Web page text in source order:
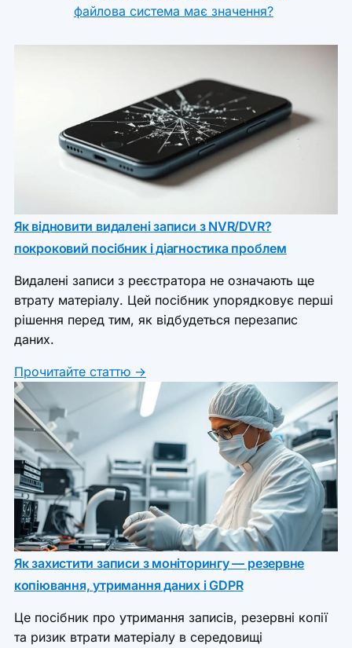
файлова система має значення?
Як відновити видалені записи з NVR/DVR?
покроковий посібник і діагностика проблем
Видалені записи з реєстратора не означають ще
втрату матеріалу. Цей посібник упорядковує перші
рішення перед тим, як відбудеться перезапис
даних.
Прочитайте статтю →
Як захистити записи з моніторингу — резервне
копіювання, утримання даних і GDPR
Це посібник про утримання записів, резервні копії
та ризик втрати матеріалу в середовищі